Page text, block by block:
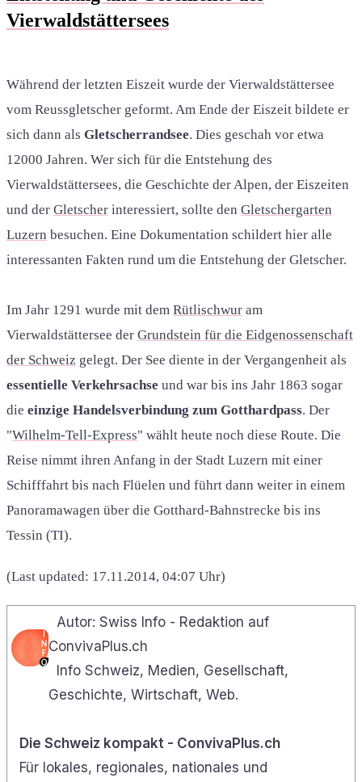
Vierwaldstättersees
Während der letzten Eiszeit wurde der Vierwaldstättersee
vom Reussgletscher geformt. Am Ende der Eiszeit bildete er
sich dann als Gletscherrandsee. Dies geschah vor etwa
12000 Jahren. Wer sich für die Entstehung des
Vierwaldstättersees, die Geschichte der Alpen, der Eiszeiten
und der Gletscher interessiert, sollte den Gletschergarten
Luzern besuchen. Eine Dokumentation schildert hier alle
interessanten Fakten rund um die Entstehung der Gletscher.
Im Jahr 1291 wurde mit dem Rütlischwur am
Vierwaldstättersee der Grundstein für die Eidgenossenschaft
der Schweiz gelegt. Der See diente in der Vergangenheit als
essentielle Verkehrsachse und war bis ins Jahr 1863 sogar
die einzige Handelsverbindung zum Gotthardpass. Der
"Wilhelm-Tell-Express" wählt heute noch diese Route. Die
Reise nimmt ihren Anfang in der Stadt Luzern mit einer
Schifffahrt bis nach Flüelen und führt dann weiter in einem
Panoramawagen über die Gotthard-Bahnstrecke bis ins
Tessin (TI).
(Last updated: 17.11.2014, 04:07 Uhr)
Autor: Swiss Info - Redaktion auf
ConvivaPlus.ch
Info Schweiz, Medien, Gesellschaft,
Geschichte, Wirtschaft, Web.
Die Schweiz kompakt - ConvivaPlus.ch
Für lokales, regionales, nationales und